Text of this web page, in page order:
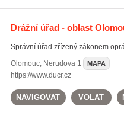
Drážní úřad - oblast
Správní úřad zřízený zákonem
Olomouc, Nerudova 1 MAPA
https://www.ducr.cz
NAVIGOVAT VOLAT